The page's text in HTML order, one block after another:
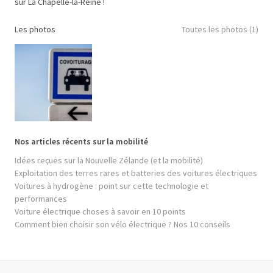
Les photos Toutes les photos (1)
Nos articles récents sur la mobilité
Idées reçues sur la Nouvelle Zélande (et la mobilité)
Exploitation des terres rares et batteries des voitures électriques
Voitures à hydrogène : point sur cette technologie et
performances
Voiture électrique choses à savoir en 10 points
Comment bien choisir son vélo électrique ? Nos 10 conseils